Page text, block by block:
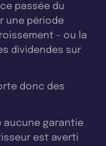
passée du
une période
- ou la
dividendes sur
donc des
aucune garantie
est averti